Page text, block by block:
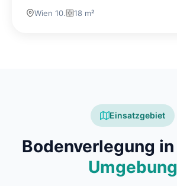
Wien 10. 18 m²
Einsatzgebiet
Bodenverlegung in
Umgebung